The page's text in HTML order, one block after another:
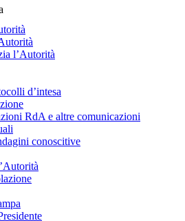
l’Autorità
d’intesa
RdA e altre comunicazioni
conoscitive